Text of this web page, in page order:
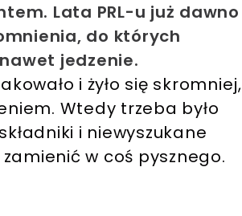
Lata PRL-u już dawno
do których
jedzenie.
i żyło się skromniej,
Wtedy trzeba było
i niewyszukane
w coś pysznego.